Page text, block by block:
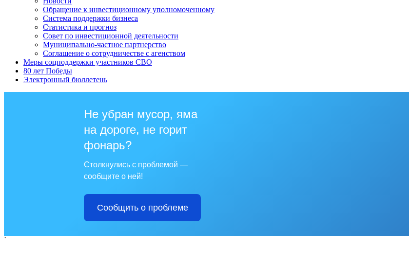
Обращение к инвестиционному уполномоченному
Система поддержки бизнеса
Статистика и прогноз
Совет по инвестиционной деятельности
Муниципально-частное партнерство
Соглашение о сотрудничестве с агенством
Меры соцподдержки участников СВО
80 лет Победы
Электронный бюллетень
Не убран мусор, яма
на дороге, не горит
фонарь?
Столкнулись с проблемой —
сообщите о ней!
Сообщить о проблеме
`